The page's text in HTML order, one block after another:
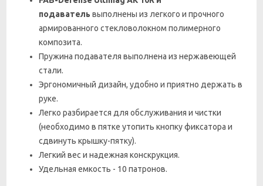
подаватель выполнены из легкого и прочного
армированного стекловолокном полимерного
композита.
Пружина подавателя выполнена из нержавеющей
стали.
Эргономичный дизайн, удобно и приятно держать в
руке.
Легко разбирается для обслуживания и чистки
(необходимо в пятке утопить кнопку фиксатора и
сдвинуть крышку-пятку).
Легкий вес и надежная конскрукция.
Удельная емкость - 10 патронов.